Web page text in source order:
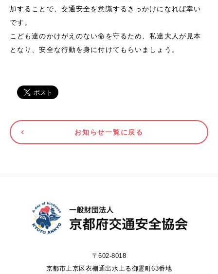
加することで、交通安全を意識するきっかけになれば幸い
です。
こども達のかけがえのない命を守るため、私達大人が見本
となり、安全な行動を身に付けてもらいましょう。
お知らせ一覧に戻る
〒602-8018
京都市上京区衣棚通出水上る御霊町63番地